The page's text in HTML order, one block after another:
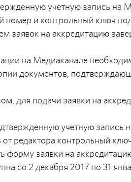
учетную запись на
номер и контрольный ключ
заявок на аккредитацию
на Медиаканале
документов,
для подачи заявки на
учетную запись
редактора контрольный
форму заявки на
со 2 декабря 2017 по 31